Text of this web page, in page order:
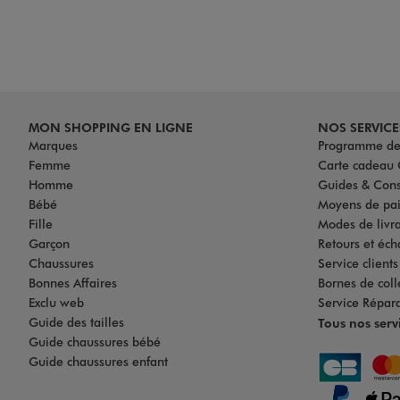
MON SHOPPING EN LIGNE
Marques
Femme
Homme
Bébé
Fille
Garçon
Chaussures
Bonnes Affaires
Exclu web
Guide des tailles
Guide chaussures bébé
Guide chaussures enfant
NOS
Programme
Carte cadeau
Guides &
Moyens de
Modes de
Retours et
Service
Bornes de
Service
Tous nos